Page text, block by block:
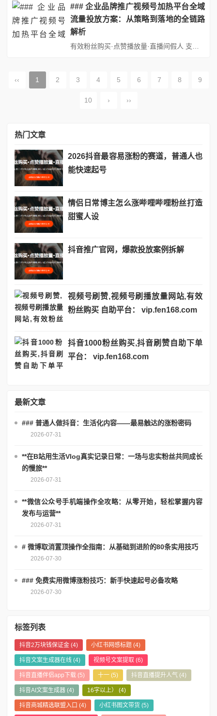
### 企业品牌推广视频号加热平台全域
流量投放方案：从策略到落地的全链路
解析
‹‹ 1 2 3 4 5 6 7 8 9
10 › ››
热门文章
2026抖音最容易涨粉的赛道，普通人也
能快速起号
情侣日常博主怎么涨哔哩哔哩粉丝打造
甜蜜人设
抖音推广官网，爆款投放案例拆解
视频号刷赞,视频号刷播放量网站,有效
粉丝购买 自助平台： vip.fen168.com
抖音1000粉丝购买,抖音刷赞自助下单
平台： vip.fen168.com
最新文章
### 普通人做抖音：生活化内容——最易触达的涨粉密码
2026-07-31
**在B站用生活Vlog真实记录日常：一场与忠实粉丝共同成长
的慢旅**
2026-07-31
**微信公众号手机端操作全攻略：从零开始，轻松掌握内容
发布与运营**
2026-07-31
# 微博取消置顶操作全指南：从基础到进阶的80条实用技巧
2026-07-30
### 免费实用微博涨粉技巧：新手快速起号必备攻略
2026-07-30
标签列表
抖音2万块钱保证金 (4) 小红书网感标题 (4)
抖音文案生成器在线 (4) 视频号文案提取 (6)
抖音直播伴侣app下载 (5) 十一 (5) 抖音直播提升人气 (4)
抖音AI文案生成器 (4) 16字以上） (4)
抖音商城精选联盟入口 (4) 小红书图文带货 (5)